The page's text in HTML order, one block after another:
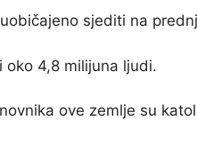
sjediti na
oko 4,8 milijuna ljudi.
ove zemlje su